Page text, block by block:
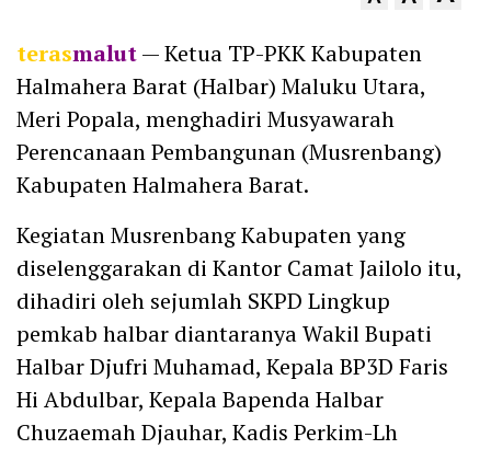
terasmalut— Ketua TP-PKK Kabupaten
Halmahera Barat (Halbar) Maluku Utara,
Meri Popala, menghadiri Musyawarah
Perencanaan Pembangunan (Musrenbang)
Kabupaten Halmahera Barat.
Kegiatan Musrenbang Kabupaten yang
diselenggarakan di Kantor Camat Jailolo itu,
dihadiri oleh sejumlah SKPD Lingkup
pemkab halbar diantaranya Wakil Bupati
Halbar Djufri Muhamad, Kepala BP3D Faris
Hi Abdulbar, Kepala Bapenda Halbar
Chuzaemah Djauhar, Kadis Perkim-Lh